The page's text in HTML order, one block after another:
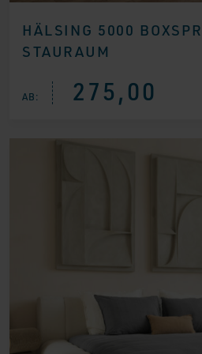
HÄLSING 5000
STAURAUM
AB: 275,00